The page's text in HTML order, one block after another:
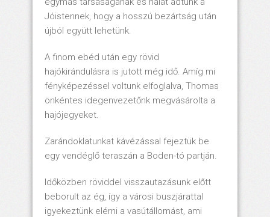
Jóistennek, hogy a hosszú bezártság után
újból együtt lehetünk.
A finom ebéd után egy rövid
hajókirándulásra is jutott még idő. Amíg mi
fényképezéssel voltunk elfoglalva, Thomas
önkéntes idegenvezetőnk megvásárolta a
hajójegyeket.
Zarándoklatunkat kávézással fejeztük be
egy vendéglő teraszán a Boden-tó partján.
Időközben röviddel visszautazásunk előtt
beborult az ég, így a városi buszjárattal
igyekeztünk elérni a vasútállomást, ami